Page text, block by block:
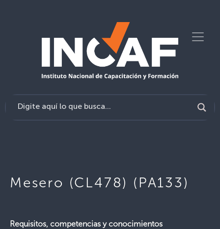
Mesero (CL478) (PA133)
Requisitos, competencias y conocimientos